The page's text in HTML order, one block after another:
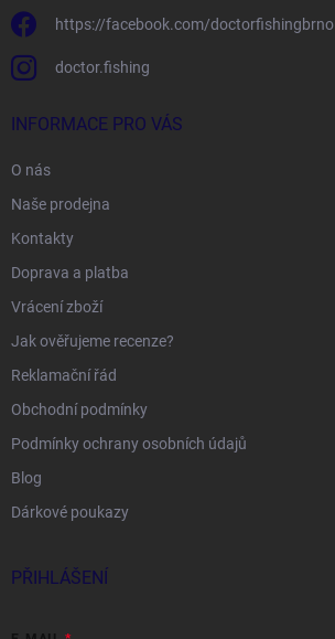
https://facebook.com/doctorfishingbrno
doctor.fishing
INFORMACE PRO VÁS
O nás
Naše prodejna
Kontakty
Doprava a platba
Vrácení zboží
Jak ověřujeme recenze?
Reklamační řád
Obchodní podmínky
Podmínky ochrany osobních údajů
Blog
Dárkové poukazy
PŘIHLÁŠENÍ